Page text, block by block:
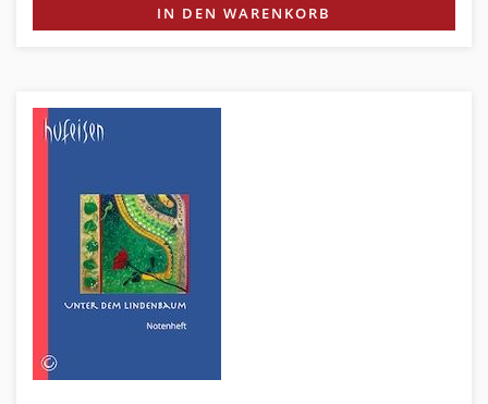
IN DEN WARENKORB